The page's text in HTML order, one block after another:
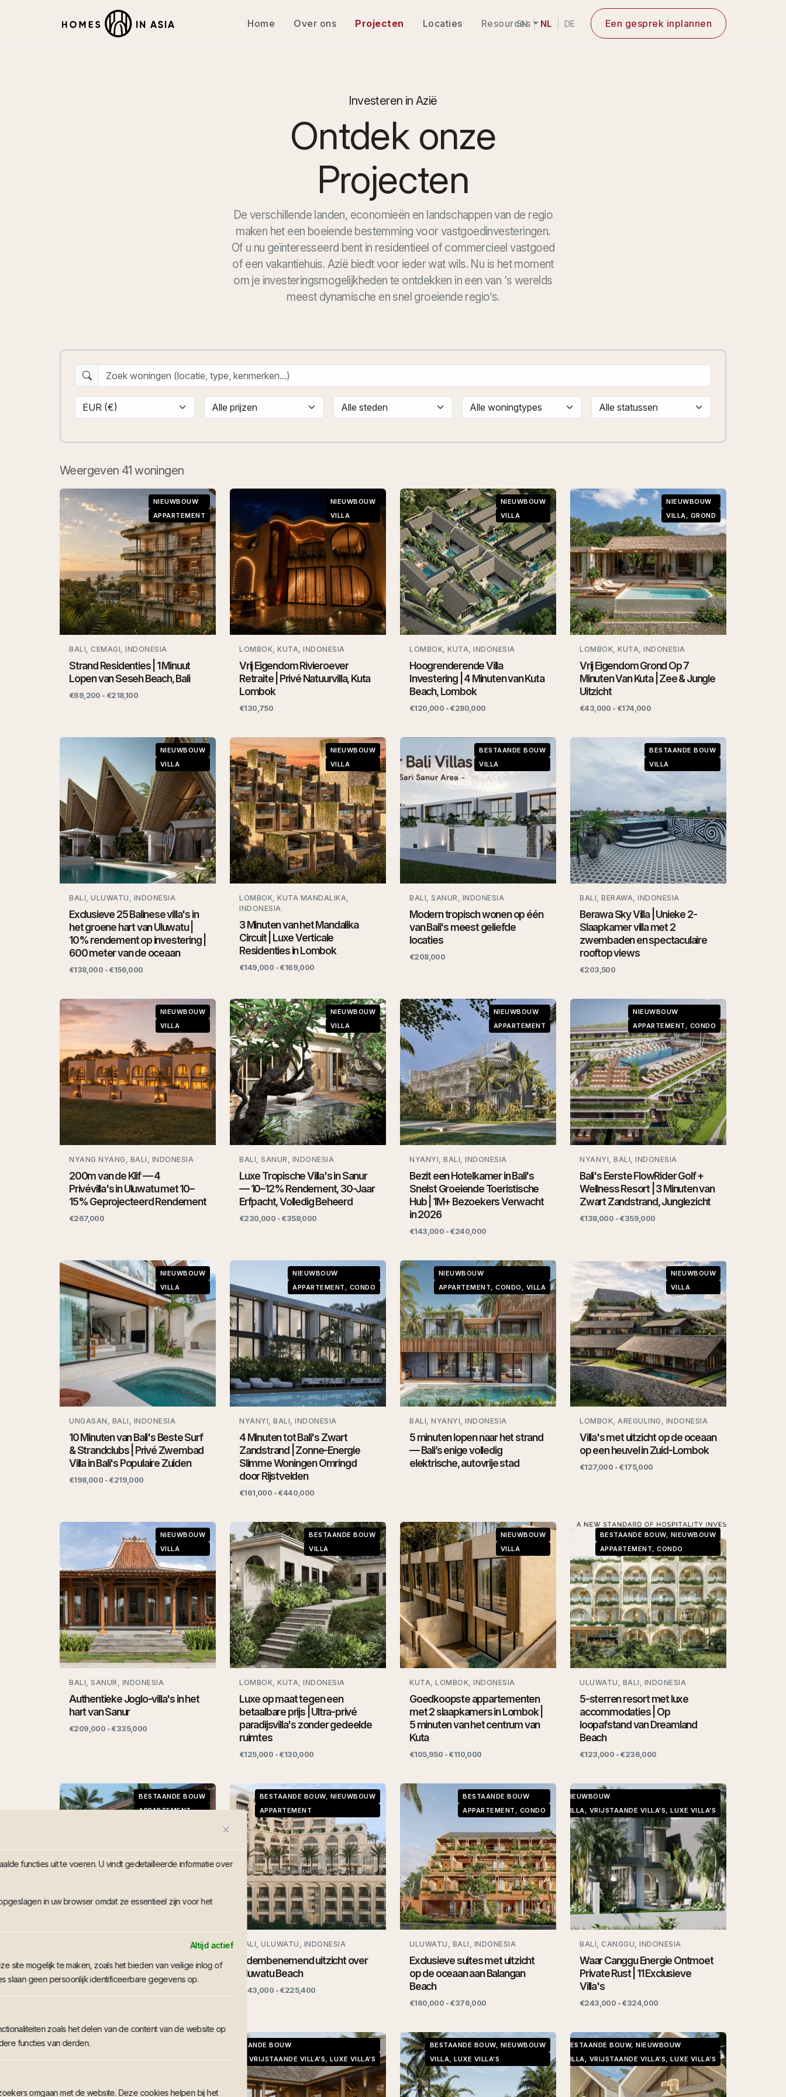
functies uit te voeren. U vindt gedetailleerde informatie over
in uw browser omdat ze essentieel zijn voor het
Altijd actief
site mogelijk te maken, zoals het bieden van veilige inlog of
slaan geen persoonlijk identificeerbare gegevens op.
zoals het delen van de content van de website op
functies van derden.
omgaan met de website. Deze cookies helpen bij het
Home Over ons Projecten Locaties Resources
EN NL DE Een gesprek inplannen
Investeren in Azië
Ontdek onze
Projecten
De verschillende landen, economieën en landschappen van de regio
maken het een boeiende bestemming voor vastgoedinvesteringen.
Of u nu geïnteresseerd bent in residentieel of commercieel vastgoed
of een vakantiehuis. Azië biedt voor ieder wat wils. Nu is het moment
om je investeringsmogelijkheden te ontdekken in een van ‘s werelds
meest dynamische en snel groeiende regio’s.
Weergeven 41 woningen
NIEUWBOUW
APPARTEMENT
BALI, CEMAGI, INDONESIA
Strand Residenties | 1 Minuut
Lopen van Seseh Beach, Bali
€69,200 - €218,100
NIEUWBOUW
VILLA
LOMBOK, KUTA, INDONESIA
Vrij Eigendom Rivieroever
Retraite | Privé Natuurvilla, Kuta
Lombok
€130,750
NIEUWBOUW
VILLA
LOMBOK, KUTA, INDONESIA
Hoogrenderende Villa
Investering | 4 Minuten van Kuta
Beach, Lombok
€120,000 - €280,000
NIEUWBOUW
VILLA, GROND
LOMBOK, KUTA, INDONESIA
Vrij Eigendom Grond Op 7
Minuten Van Kuta | Zee & Jungle
Uitzicht
€43,000 - €174,000
NIEUWBOUW
VILLA
BALI, ULUWATU, INDONESIA
Exclusieve 25 Balinese villa's in
het groene hart van Uluwatu |
10% rendement op investering |
600 meter van de oceaan
€138,000 - €156,000
NIEUWBOUW
VILLA
LOMBOK, KUTA MANDALIKA,
INDONESIA
3 Minuten van het Mandalika
Circuit | Luxe Verticale
Residenties in Lombok
€149,000 - €169,000
BESTAANDE BOUW
VILLA
BALI, SANUR, INDONESIA
Modern tropisch wonen op één
van Bali's meest geliefde
locaties
€208,000
BESTAANDE BOUW
VILLA
BALI, BERAWA, INDONESIA
Berawa Sky Villa | Unieke 2-
Slaapkamer villa met 2
zwembaden en spectaculaire
rooftop views
€203,500
NIEUWBOUW
VILLA
NYANG NYANG, BALI, INDONESIA
200m van de Klif — 4
Privévilla's in Uluwatu met 10–
15% Geprojecteerd Rendement
€267,000
NIEUWBOUW
VILLA
BALI, SANUR, INDONESIA
Luxe Tropische Villa's in Sanur
— 10–12% Rendement, 30-Jaar
Erfpacht, Volledig Beheerd
€230,000 - €358,000
NIEUWBOUW
APPARTEMENT
NYANYI, BALI, INDONESIA
Bezit een Hotelkamer in Bali's
Snelst Groeiende Toeristische
Hub | 1M+ Bezoekers Verwacht
in 2026
€143,000 - €240,000
NIEUWBOUW
APPARTEMENT, CONDO
NYANYI, BALI, INDONESIA
Bali's Eerste FlowRider Golf +
Wellness Resort | 3 Minuten van
Zwart Zandstrand, Junglezicht
€138,000 - €359,000
NIEUWBOUW
VILLA
UNGASAN, BALI, INDONESIA
10 Minuten van Bali's Beste Surf
& Strandclubs | Privé Zwembad
Villa in Bali's Populaire Zuiden
€198,000 - €219,000
NIEUWBOUW
APPARTEMENT, CONDO
NYANYI, BALI, INDONESIA
4 Minuten tot Bali's Zwart
Zandstrand | Zonne-Energie
Slimme Woningen Omringd
door Rijstvelden
€161,000 - €440,000
NIEUWBOUW
APPARTEMENT, CONDO, VILLA
BALI, NYANYI, INDONESIA
5 minuten lopen naar het strand
— Bali’s enige volledig
elektrische, autovrije stad
NIEUWBOUW
VILLA
LOMBOK, AREGULING, INDONESIA
Villa's met uitzicht op de oceaan
op een heuvel in Zuid-Lombok
€127,000 - €175,000
NIEUWBOUW
VILLA
BALI, SANUR, INDONESIA
Authentieke Joglo-villa's in het
hart van Sanur
€209,000 - €335,000
BESTAANDE BOUW
VILLA
LOMBOK, KUTA, INDONESIA
Luxe op maat tegen een
betaalbare prijs | Ultra-privé
paradijsvilla's zonder gedeelde
ruimtes
€125,000 - €130,000
NIEUWBOUW
VILLA
KUTA, LOMBOK, INDONESIA
Goedkoopste appartementen
met 2 slaapkamers in Lombok |
5 minuten van het centrum van
Kuta
€105,950 - €110,000
BESTAANDE BOUW, NIEUWBOUW
APPARTEMENT, CONDO
ULUWATU, BALI, INDONESIA
5-sterren resort met luxe
accommodaties | Op
loopafstand van Dreamland
Beach
€123,000 - €236,000
BESTAANDE BOUW
APPARTEMENT
Boetiekcomplex in het hart van
Ubud | Appartementen met 1
slaapkamer en penthouses
BESTAANDE BOUW, NIEUWBOUW
APPARTEMENT
BALI, ULUWATU, INDONESIA
Adembenemend uitzicht over
Uluwatu Beach
€143,000 - €225,400
BESTAANDE BOUW
APPARTEMENT, CONDO
ULUWATU, BALI, INDONESIA
Exclusieve suites met uitzicht
op de oceaan aan Balangan
Beach
€160,000 - €376,000
NIEUWBOUW
VILLA, VRIJSTAANDE VILLA'S, LUXE VILLA'S
BALI, CANGGU, INDONESIA
Waar Canggu Energie Ontmoet
Private Rust | 11 Exclusieve
Villa's
€243,000 - €324,000
NIEUWBOUW
VILLA, VRIJSTAANDE VILLA'S, LUXE VILLA'S
BESTAANDE BOUW
VILLA, VRIJSTAANDE VILLA'S, LUXE VILLA'S
BESTAANDE BOUW, NIEUWBOUW
VILLA, LUXE VILLA'S
BESTAANDE BOUW, NIEUWBOUW
VILLA, VRIJSTAANDE VILLA'S, LUXE VILLA'S